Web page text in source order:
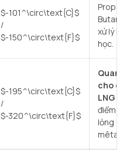
$-101^\circ\text{C}$
/
$-150^\circ\text{F}$
Propan,
Butane,
xử lý
học.
$-195^\circ\text{C}$
/
$-320^\circ\text{F}$
Quan
cho
LNG
điểm
lỏng
mêtan).